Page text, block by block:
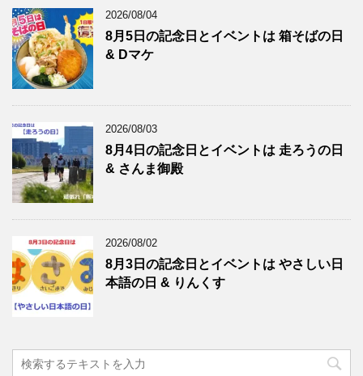
2026/08/04
8月5日の記念日とイベントは 箱そばの日
& Dマケ
2026/08/03
8月4日の記念日とイベントは 走ろうの日
& さんま御殿
2026/08/02
8月3日の記念日とイベントは やさしい日
本語の日 & りんくす